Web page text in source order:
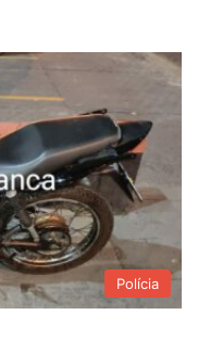
Polícia